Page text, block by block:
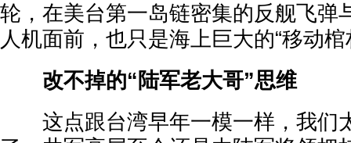
轮，在美台第一岛链密集的反舰飞弹
人机面前，也只是海上巨大的“移动棺
改不掉的“陆军老大哥”思维
这点跟台湾早年一模一样，我们